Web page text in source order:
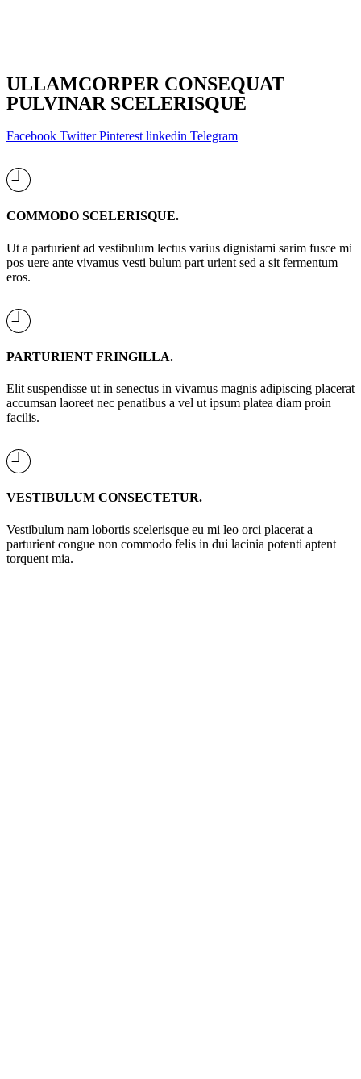
ULLAMCORPER CONSEQUAT
PULVINAR SCELERISQUE
Facebook Twitter Pinterest linkedin Telegram
COMMODO SCELERISQUE.
Ut a parturient ad vestibulum lectus varius dignistami sarim fusce mi
pos uere ante vivamus vesti bulum part urient sed a sit fermentum
eros.
PARTURIENT FRINGILLA.
Elit suspendisse ut in senectus in vivamus magnis adipiscing placerat
accumsan laoreet nec penatibus a vel ut ipsum platea diam proin
facilis.
VESTIBULUM CONSECTETUR.
Vestibulum nam lobortis scelerisque eu mi leo orci placerat a
parturient congue non commodo felis in dui lacinia potenti aptent
torquent mia.